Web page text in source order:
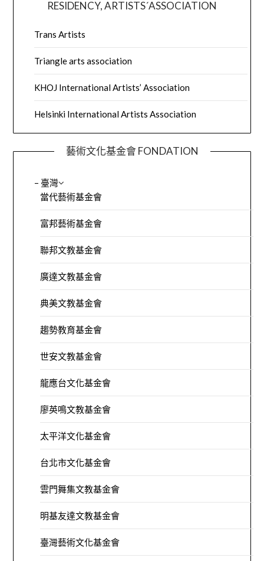
RESIDENCY, ARTISTS´ASSOCIATION
Trans Artists
Triangle arts association
KHOJ International Artists’ Association
Helsinki International Artists Association
藝術文化基金會 FONDATION
– 臺灣
當代藝術基金會
富邦藝術基金會
聯邦文教基金會
廣達文教基金會
典美文教基金會
趨勢教育基金會
世安文教基金會
龍應台文化基金會
廖英鳴文教基金會
太平洋文化基金會
台北市文化基金會
雲門舞集文教基金會
明基友達文教基金會
臺灣藝術文化基金會